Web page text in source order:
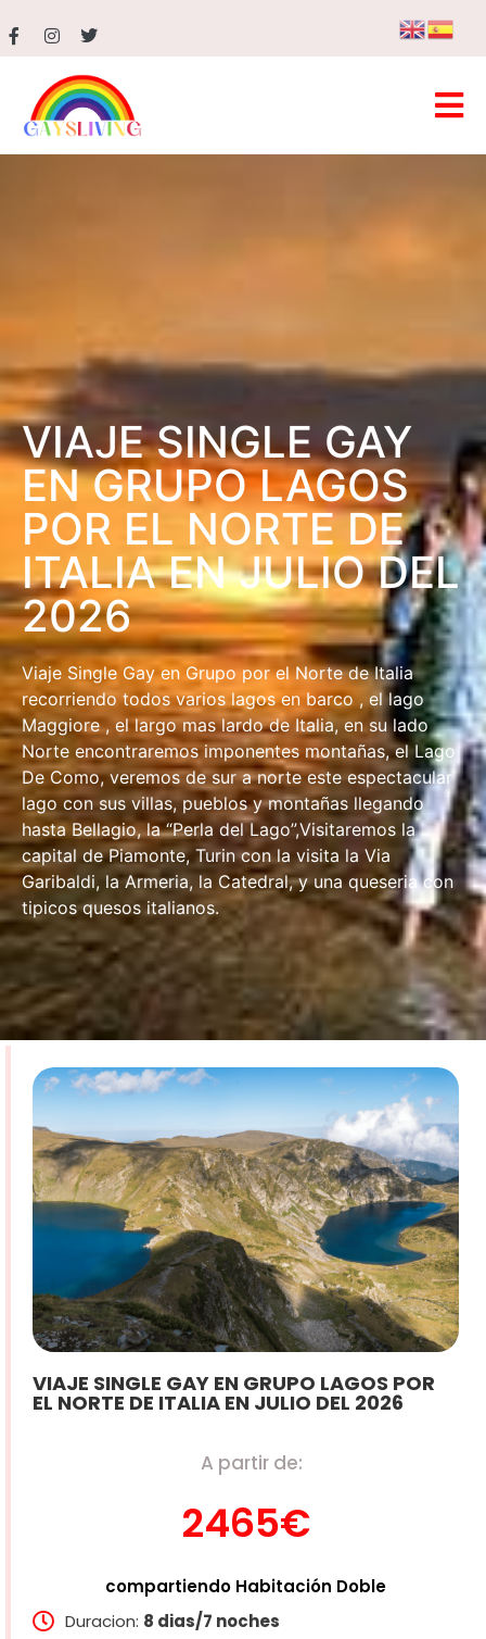
VIAJE SINGLE GAY
EN GRUPO LAGOS
POR EL NORTE DE
ITALIA EN JULIO DEL
2026
Viaje Single Gay en Grupo por el Norte de Italia
recorriendo todos varios lagos en barco , el lago
Maggiore , el largo mas lardo de Italia, en su lado
Norte encontraremos imponentes montañas, el Lago
De Como, veremos de sur a norte este espectacular
lago con sus villas, pueblos y montañas llegando
hasta Bellagio, la “Perla del Lago”,Visitaremos la
capital de Piamonte, Turin con la visita la Via
Garibaldi, la Armeria, la Catedral, y una queseria con
tipicos quesos italianos.
VIAJE SINGLE GAY EN GRUPO LAGOS POR
EL NORTE DE ITALIA EN JULIO DEL 2026
A partir de:
2465€
compartiendo Habitación Doble
Duracion: 8 dias/7 noches